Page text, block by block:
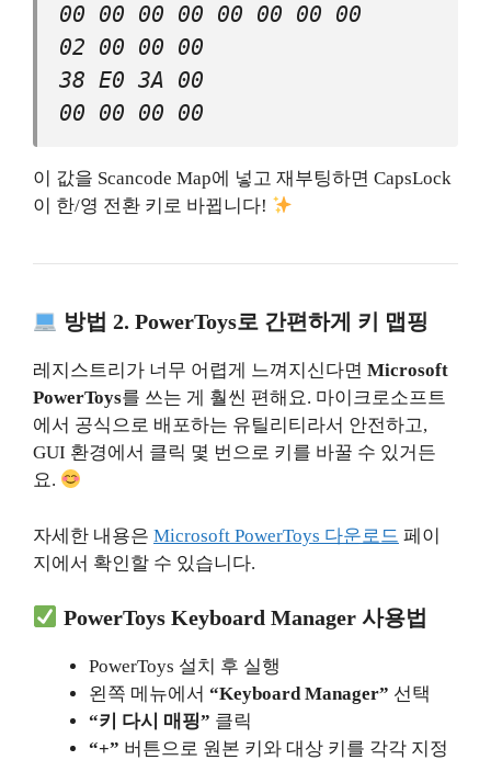
00 00 00 00 00 00 00 00
02 00 00 00
38 E0 3A 00
00 00 00 00
이 값을 Scancode Map에 넣고 재부팅하면 CapsLock
이 한/영 전환 키로 바뀝니다!
방법 2. PowerToys로 간편하게 키 맵핑
레지스트리가 너무 어렵게 느껴지신다면 Microsoft
PowerToys를 쓰는 게 훨씬 편해요. 마이크로소프트
에서 공식으로 배포하는 유틸리티라서 안전하고,
GUI 환경에서 클릭 몇 번으로 키를 바꿀 수 있거든
요.
자세한 내용은 Microsoft PowerToys 다운로드 페이
지에서 확인할 수 있습니다.
PowerToys Keyboard Manager 사용법
PowerToys 설치 후 실행
왼쪽 메뉴에서 “Keyboard Manager” 선택
“키 다시 매핑” 클릭
“+” 버튼으로 원본 키와 대상 키를 각각 지정